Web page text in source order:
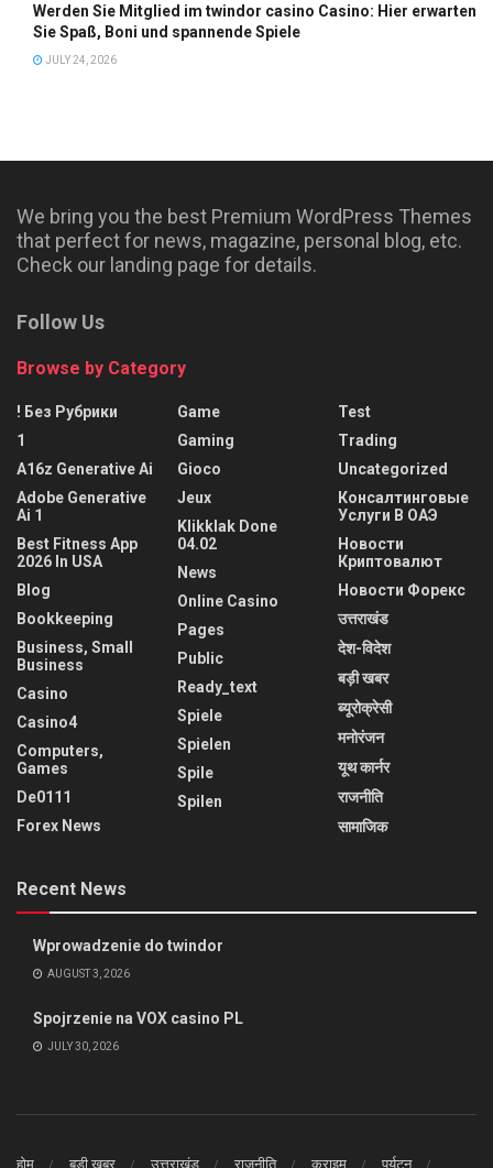
Werden Sie Mitglied im twindor casino Casino: Hier erwarten
Sie Spaß, Boni und spannende Spiele
JULY 24, 2026
We bring you the best Premium WordPress Themes
that perfect for news, magazine, personal blog, etc.
Check our landing page for details.
Follow Us
Browse by Category
! Без Рубрики
1
A16z Generative Ai
Adobe Generative
Ai 1
Best Fitness App
2026 In USA
Blog
Bookkeeping
Business, Small
Business
Casino
Casino4
Computers,
Games
De0111
Forex News
Game
Gaming
Gioco
Jeux
Klikklak Done
04.02
News
Online Casino
Pages
Public
Ready_text
Spiele
Spielen
Spile
Spilen
Test
Trading
Uncategorized
Консалтинговые
Услуги В ОАЭ
Новости
Криптовалют
Новости Форекс
उत्तराखंड
देश-विदेश
बड़ी खबर
ब्यूरोक्रेसी
मनोरंजन
यूथ कार्नर
राजनीति
सामाजिक
Recent News
Wprowadzenie do twindor
AUGUST 3, 2026
Spojrzenie na VOX casino PL
JULY 30, 2026
होम बड़ी खबर उत्तराखंड राजनीति क्राइम पर्यटन